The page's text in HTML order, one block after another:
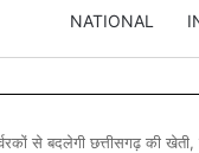
NATIONAL
से बदलेगी छत्तीसगढ़ की